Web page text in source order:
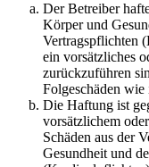
Der Betreiber
Körper und
Vertragspflichten
ein vorsätzliches
zurückzuführen
Folgeschäden wie
Die Haftung ist
vorsätzlichem
Schäden aus der
Gesundheit und